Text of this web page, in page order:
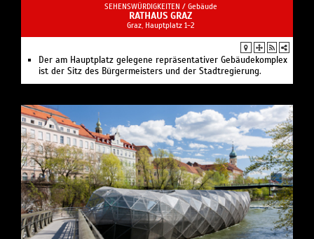
SEHENSWÜRDIGKEITEN / Gebäude
RATHAUS GRAZ
Graz, Hauptplatz 1-2
Der am Hauptplatz gelegene repräsentativer Gebäudekomplex
ist der Sitz des Bürgermeisters und der Stadtregierung.